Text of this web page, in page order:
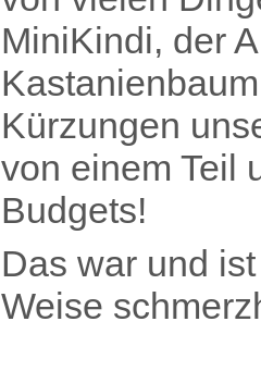
MiniKindi, der
Kürzungen
von einem Teil
Budgets!
Das war und
Weise